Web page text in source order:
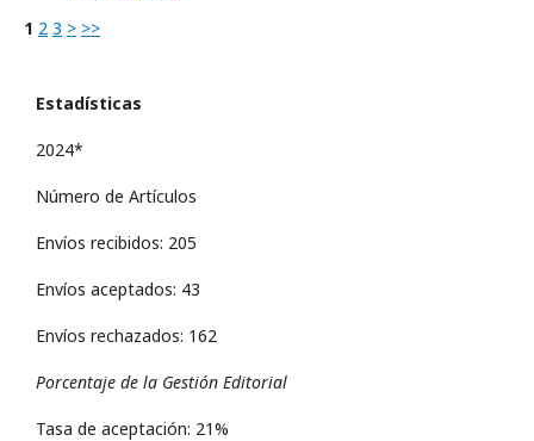
1 2 3 > >>
Estadísticas
2024*
Número de Artículos
Envíos recibidos: 205
Envíos aceptados: 43
Envíos rechazados: 162
Porcentaje de la Gestión Editorial
Tasa de aceptación: 21%